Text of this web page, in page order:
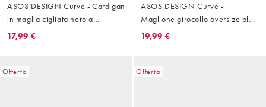
ASOS DESIGN Curve - Cardigan
in maglia cigliata nero a
portafoglio
17,99 €
ASOS DESIGN Curve -
Maglione girocollo oversize blu
navy ardesia premium in lana e
19,99 €
Offerta Offerta